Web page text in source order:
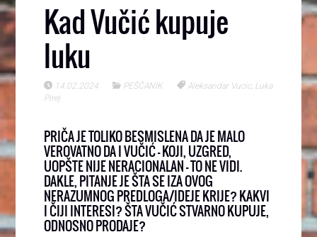
Kad Vučić kupuje
luku
14.02.2024 PEŠČANIK Aleksandar Vucic, Luka
Pirej
PRIČA JE TOLIKO BESMISLENA DA JE MALO
VEROVATNO DA I VUČIĆ – KOJI, UZGRED,
UOPŠTE NIJE NERACIONALAN – TO NE VIDI.
DAKLE, PITANJE JE ŠTA SE IZA OVOG
NERAZUMNOG PREDLOGA/IDEJE KRIJE? KAKVI
I ČIJI INTERESI? ŠTA VUČIĆ STVARNO KUPUJE,
ODNOSNO PRODAJE?